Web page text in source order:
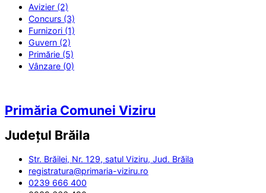
Avizier (2)
Concurs (3)
Furnizori (1)
Guvern (2)
Primărie (5)
Vânzare (0)
Primăria Comunei Viziru
Județul Brăila
Str. Brăilei, Nr. 129, satul Viziru, Jud. Brăila
registratura@primaria-viziru.ro
0239 666 400